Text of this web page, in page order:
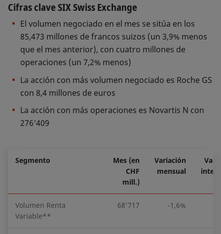
Cifras clave SIX Swiss Exchange
El volumen negociado en el mes se sitúa en los
85,473 millones de francos suizos (un 3,9% menos
que el mes anterior), con cuatro millones de
operaciones (un 7,2% menos)
La acción con más volumen negociado es Roche GS
con 8,4 millones de euros
La acción con más operaciones es Novartis N con
276'409
Segmento
Mes (en
CHF
mill.)
Variación
mensual
Volumen Renta
Variable**
68'717 -1,6%